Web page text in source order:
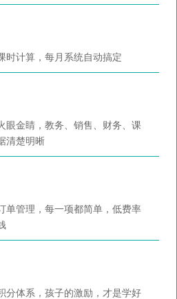
时计算，每月系统自动搞定
眼金睛，教务、销售、财务、课
清楚明晰
单管理，每一项都简单，低费率
分体系，孩子的激励，才是学好